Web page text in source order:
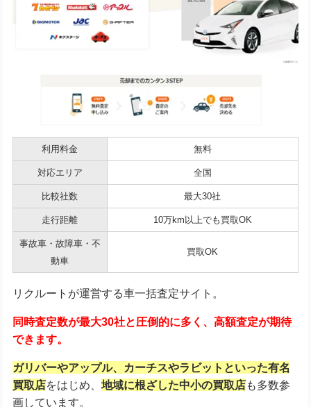
利用料金 無料
対応エリア 全国
比較社数 最大30社
走行距離 10万km以上でも買取OK
事故車・故障車・不
動車
買取OK
リクルートが運営する車一括査定サイト。
同時査定数が最大30社と圧倒的に多く、高額査定が期待
できます。
ガリバーやアップル、カーチスやラビットといった有名
買取店をはじめ、 地域に根ざした中小の買取店も多数参
画しています。